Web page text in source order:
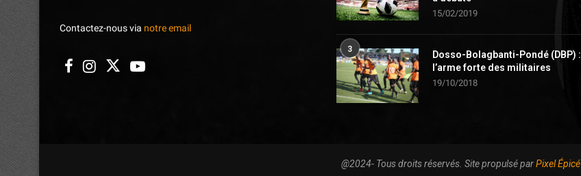
Contactez-nous via notre email
15/02/2019
3
Dosso-Bolagbanti-Pondé (DBP) :
l’arme forte des militaires
19/10/2018
@2024- Tous droits réservés. Site propulsé parPixel Épicé